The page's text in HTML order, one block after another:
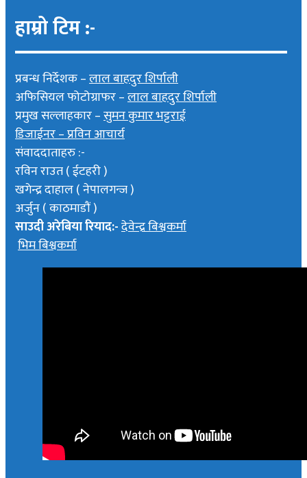
हाम्रो टिम :-
प्रबन्ध निर्देशक –लाल बाहदुर शिर्पाली
अफिसियल फोटोग्राफर –लाल बाहदुर शिर्पाली
प्रमुख सल्लाहकार –सुमन कुमार भट्टराई
डिजाईनर – प्रविन आचार्य
संवाददाताहरु :-
रविन राउत ( ईटहरी )
खगेन्द्र दाहाल ( नेपालगन्ज )
अर्जुन ( काठमाडौं )
साउदी अरेबिया रियाद:-देवेन्द्र बिश्वकर्मा
भिम बिश्वकर्मा